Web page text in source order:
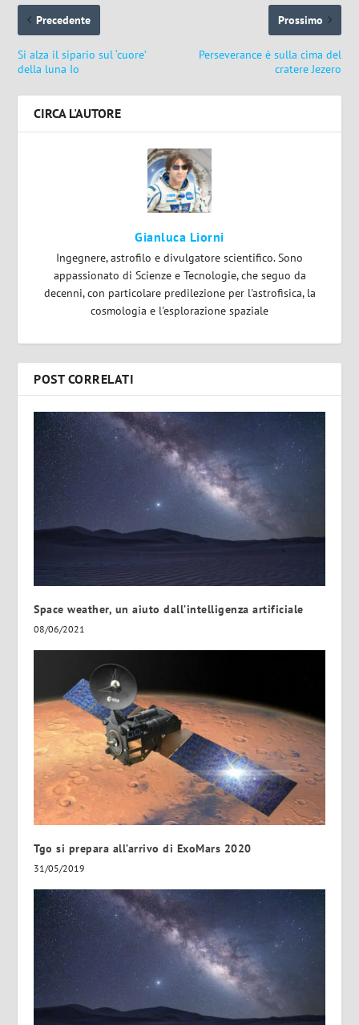
Precedente
Si alza il sipario sul ‘cuore’
della luna Io
Prossimo
Perseverance è sulla cima del
cratere Jezero
CIRCA L'AUTORE
Gianluca Liorni
Ingegnere, astrofilo e divulgatore scientifico. Sono
appassionato di Scienze e Tecnologie, che seguo da
decenni, con particolare predilezione per l'astrofisica, la
cosmologia e l'esplorazione spaziale
POST CORRELATI
Space weather, un aiuto dall’intelligenza artificiale
08/06/2021
Tgo si prepara all’arrivo di ExoMars 2020
31/05/2019